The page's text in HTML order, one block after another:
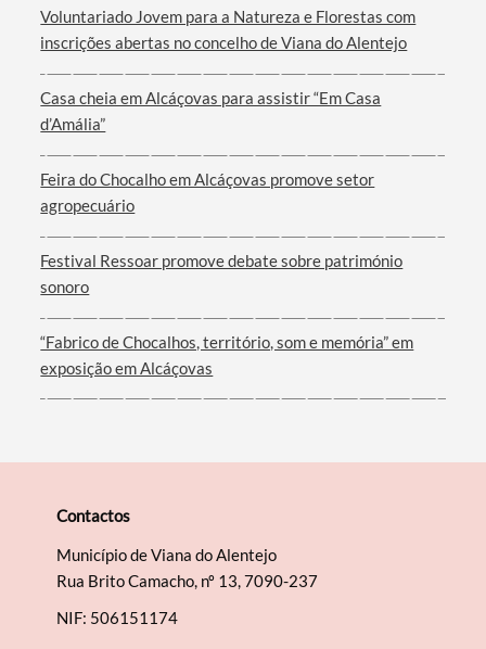
Voluntariado Jovem para a Natureza e Florestas com
inscrições abertas no concelho de Viana do Alentejo
Casa cheia em Alcáçovas para assistir “Em Casa
d’Amália”
Feira do Chocalho em Alcáçovas promove setor
agropecuário
Festival Ressoar promove debate sobre património
sonoro
“Fabrico de Chocalhos, território, som e memória” em
exposição em Alcáçovas
Contactos
Município de Viana do Alentejo
Rua Brito Camacho, nº 13, 7090-237
NIF: 506151174